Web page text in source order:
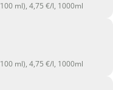
ml), 4,75 €/l, 1000ml
ml), 4,75 €/l, 1000ml